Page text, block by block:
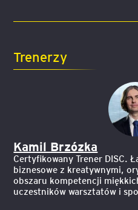
Trenerzy
Kamil Brzózka
Certyfikowany Trener DISC.
biznesowe z kreatywnymi,
obszaru kompetencji
uczestników warsztatów i